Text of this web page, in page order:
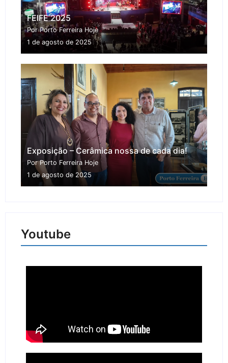
FEIFE 2025
Por Porto Ferreira Hoje
1 de agosto de 2025
Exposição – Cerâmica nossa de cada dia!
Por Porto Ferreira Hoje
1 de agosto de 2025
Youtube